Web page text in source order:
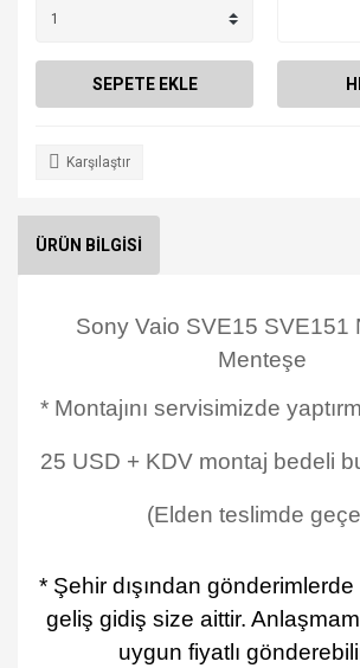
SEPETE EKLE
Karşılaştır
ÜRÜN BİLGİSİ
Sony Vaio SVE15 SVE151
Menteşe
* Montajını servisimizde
25 USD + KDV montaj bedeli
(Elden teslimde
* Şehir dışından
geliş gidiş size aittir.
uygun fiyatlı